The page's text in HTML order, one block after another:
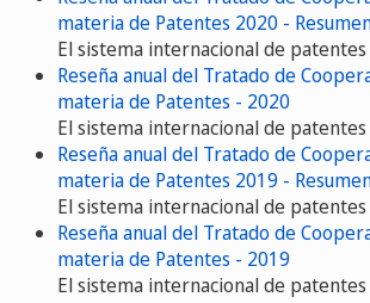
materia de Patentes 2020 -
El sistema internacional de patentes
Reseña anual del Tratado de
materia de Patentes - 2020
El sistema internacional de patentes
Reseña anual del Tratado de
materia de Patentes 2019 -
El sistema internacional de patentes
Reseña anual del Tratado de
materia de Patentes - 2019
El sistema internacional de patentes